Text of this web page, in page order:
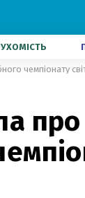
чемпіонату
про